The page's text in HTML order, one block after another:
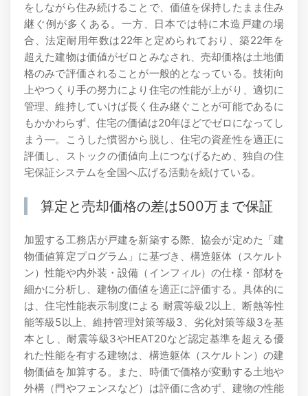
をしながら住み続けることで、価値を保持したまま住み
継ぐ例が多くある。一方、日本では特に木造戸建の場
合、法定耐用年数は22年と定められており、築22年を
超えた建物は価値がゼロとみなされ、売却価格は土地価
格のみで評価されることが一般的となっている。技術向
上やつくり手の努力により住宅の性能が上がり、適切に
管理、維持していけば長く住み継ぐことが可能であるに
もかかわらず、住宅の価値は20年ほどでゼロになってし
まう―。こうした慣習から脱し、住宅の資産性を適正に
評価し、ストックの価値向上につなげるため、独自の住
宅保証システムを全国へ広げる活動を続けている。
算定と売却価格の差は500万まで保証
加盟する工務店が戸建を新築する際、協会が定めた「建
物価値算定プログラム」に基づき、構造躯体（スケルト
ン）性能や内外装・設備（インフィル）の仕様・部材を
細かに分析し、建物の価値を適正に評価する。具体的に
は、住宅性能表示制度による 耐震等級2以上、断熱等性
能等級5以上、維持管理対策等級3、劣化対策等級3を基
本とし、耐震等級3やHEAT20など認定基準を超える優
れた性能を有する建物は、構造躯体（スケルトン）の建
物価値を加算する。また、時価で価格が変動する土地や
外構（門やフェンスなど）は評価に含めず、建物の性能